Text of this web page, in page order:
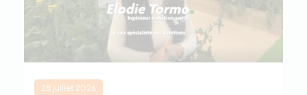
28 juillet 2026